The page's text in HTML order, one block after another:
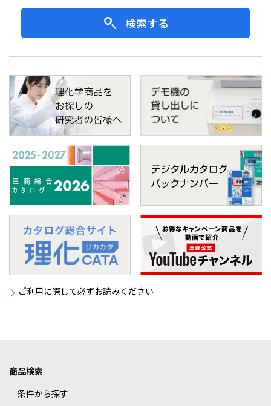
検索する
ご利用に際して必ずお読みください
商品検索
条件から探す